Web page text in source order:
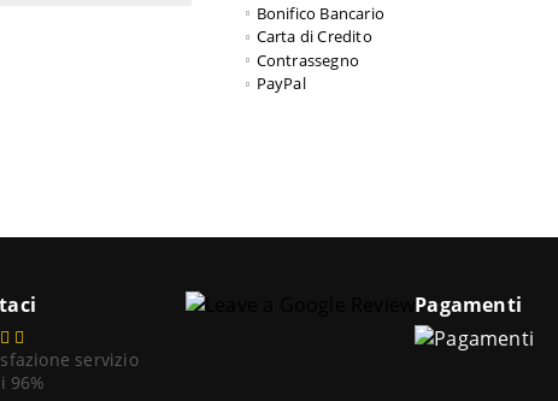
Bonifico Bancario
Carta di Credito
Contrassegno
PayPal
servizio
96%
Pagamenti